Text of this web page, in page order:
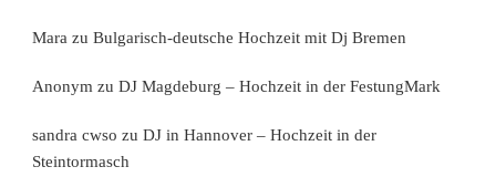
Mara zu Bulgarisch-deutsche Hochzeit mit Dj Bremen
Anonym zu DJ Magdeburg – Hochzeit in der FestungMark
sandra cwso zu DJ in Hannover – Hochzeit in der
Steintormasch